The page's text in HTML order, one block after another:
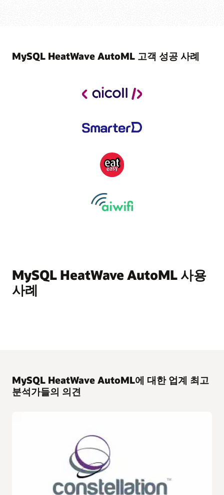
MySQL HeatWave AutoML 고객 성공 사례
MySQL HeatWave AutoML 사용
사례
MySQL HeatWave AutoML에 대한 업계 최고
분석가들의 의견